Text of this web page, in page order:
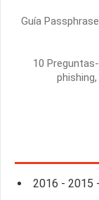
Guía
10
2016 - 2015 -